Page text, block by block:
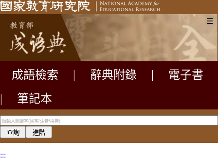
☰
成語檢索 辭典附錄
電子書
|
筆記本
:::